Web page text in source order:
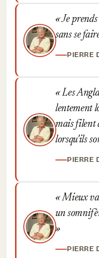
Je
sans se
PIERRE
Les
lentement
mais filent
lorsqu'ils
PIERRE
Mieux
un
PIERRE